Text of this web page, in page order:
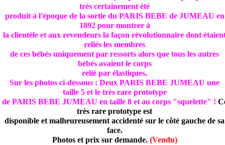
très certainement été
produit à l'époque de la sortie du PARIS BEBE de JUMEAU en
1892 pour montrer à
la clientèle et aux revendeurs la façon révolutionnaire dont
reliés les membres
de ces bébés uniquement par ressorts alors que tous les autres
bébés avaient le corps
relié par élastiques.
Sur les photos ci-dessous : Deux PARIS BEBE JUMEAU une
taille 5 et le très rare prototype
de PARIS BEBE JUMEAU en taille 8 et au corps "squelette" !
très rare prototype est
disponible et malheureusement accidenté sur le côté gauche de sa
face.
Photos et prix sur demande.(Vendu)